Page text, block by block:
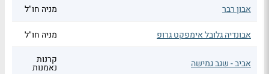
אבון רבר מניה חו"ל
אבונדיה גלובל אימפקט גרופ מניה חו"ל
אביב - שגב גמישה קרנות
נאמנות